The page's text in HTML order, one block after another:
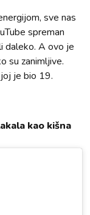
sve nas
spreman
daleko. A ovo je
su zanimljive.
je bio 19.
kao kišna